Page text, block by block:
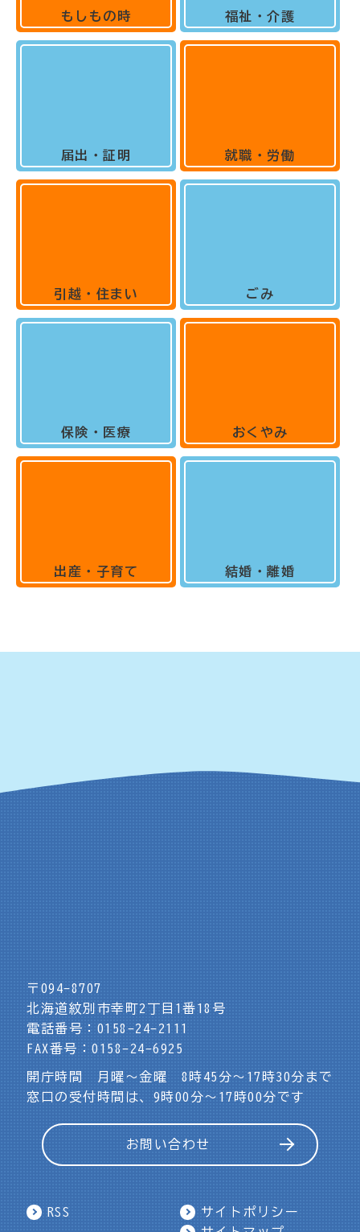
もしもの時
届出・証明
引越・住まい
保険・医療
出産・子育て
福祉・介護
就職・労働
ごみ
おくやみ
結婚・離婚
〒094-8707
北海道紋別市幸町2丁目1番18号
電話番号：0158-24-2111
FAX番号：0158-24-6925
開庁時間 月曜～金曜 8時45分～17時30分まで
窓口の受付時間は、9時00分～17時00分です
お問い合わせ
RSS
サイトポリシー